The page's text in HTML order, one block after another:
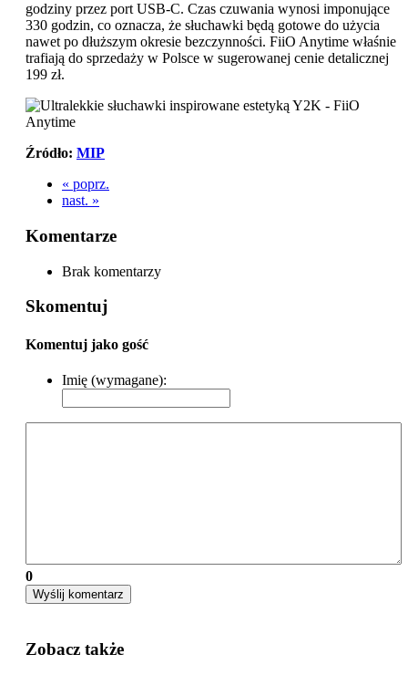
godziny przez port USB-C. Czas czuwania wynosi imponujące
330 godzin, co oznacza, że słuchawki będą gotowe do użycia
nawet po dłuższym okresie bezczynności. FiiO Anytime właśnie
trafiają do sprzedaży w Polsce w sugerowanej cenie detalicznej
199 zł.
Źródło: MIP
« poprz.
nast. »
Komentarze
Brak komentarzy
Skomentuj
Komentuj jako gość
Imię (wymagane):
0
Wyślij komentarz
Zobacz także